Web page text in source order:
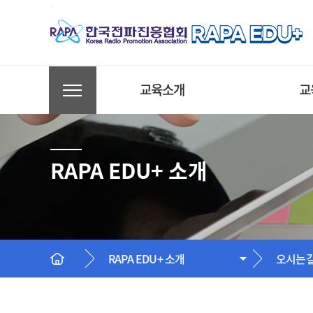
교육소개
AXㆍDX 교육
전파ㆍ통신 교육
국가인적자원개발컨소시
엄
방
국
엄
RAPA EDU+ 소개
RAPA EDU+ 소개 오시는